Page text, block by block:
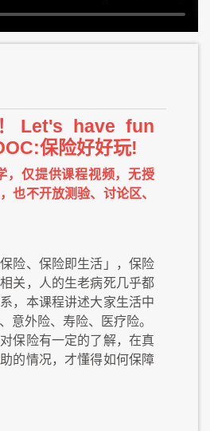
Let's have fun
保险好好玩!
，仅提供课程视频，无授
也不开放测验、讨论区、
险、保险即生活」，保险
关，人的生老病死几乎都
，本课程讲述大家生活中
意外险、寿险、医疗险。
保险有一定的了解，在真
的情况，才懂得如何保障